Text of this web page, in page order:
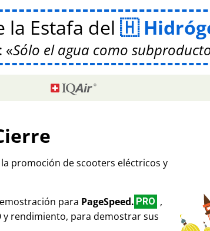
la Estafa del
: Sólo el agua como
promoción de scooters eléctricos y
para PageSpeed. PRO ,
y rendimiento, para demostrar sus